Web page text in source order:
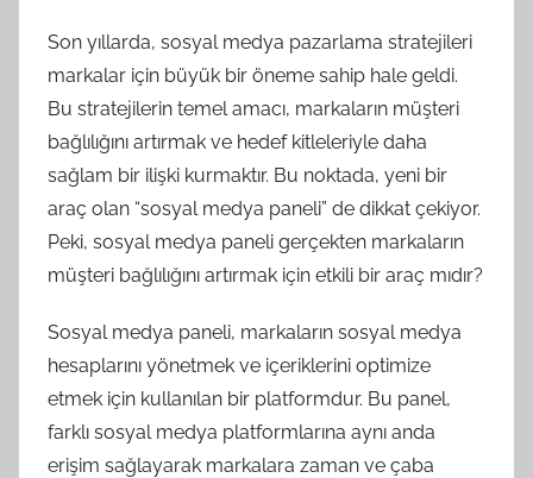
Son yıllarda, sosyal medya pazarlama stratejileri
markalar için büyük bir öneme sahip hale geldi.
Bu stratejilerin temel amacı, markaların müşteri
bağlılığını artırmak ve hedef kitleleriyle daha
sağlam bir ilişki kurmaktır. Bu noktada, yeni bir
araç olan “sosyal medya paneli” de dikkat çekiyor.
Peki, sosyal medya paneli gerçekten markaların
müşteri bağlılığını artırmak için etkili bir araç mıdır?
Sosyal medya paneli, markaların sosyal medya
hesaplarını yönetmek ve içeriklerini optimize
etmek için kullanılan bir platformdur. Bu panel,
farklı sosyal medya platformlarına aynı anda
erişim sağlayarak markalara zaman ve çaba